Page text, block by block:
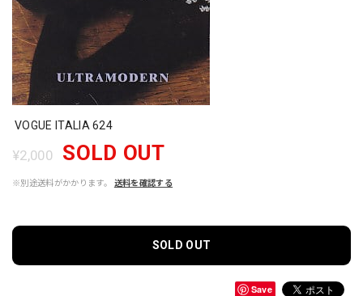
VOGUE ITALIA 624
¥2,000 SOLD OUT
※別途送料がかかります。 送料を確認する
SOLD OUT
Save